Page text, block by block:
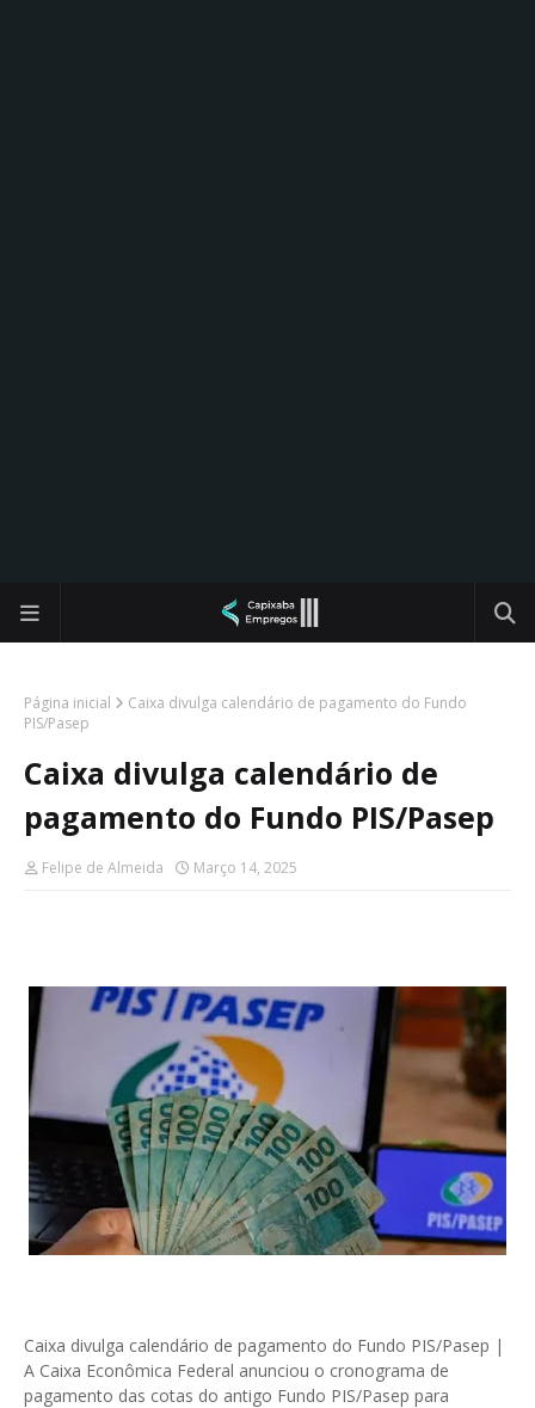
Página inicial
Caixa divulga calendário de pagamento do Fundo
PIS/Pasep
Caixa divulga calendário de
pagamento do Fundo PIS/Pasep
Felipe de Almeida Março 14, 2025
Caixa divulga calendário de pagamento do Fundo PIS/Pasep |
A Caixa Econômica Federal anunciou o cronograma de
pagamento das cotas do antigo Fundo PIS/Pasep para